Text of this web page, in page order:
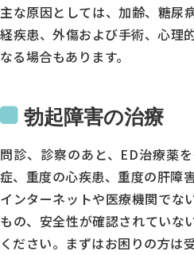
主な原因としては、加齢、糖尿
経疾患、外傷および手術、心理
なる場合もあります。
勃起障害の治療
問診、診察のあと、ED治療薬
症、重度の心疾患、重度の肝障
インターネットや医療機関でな
もの、安全性が確認されていな
ください。まずはお困りの方は